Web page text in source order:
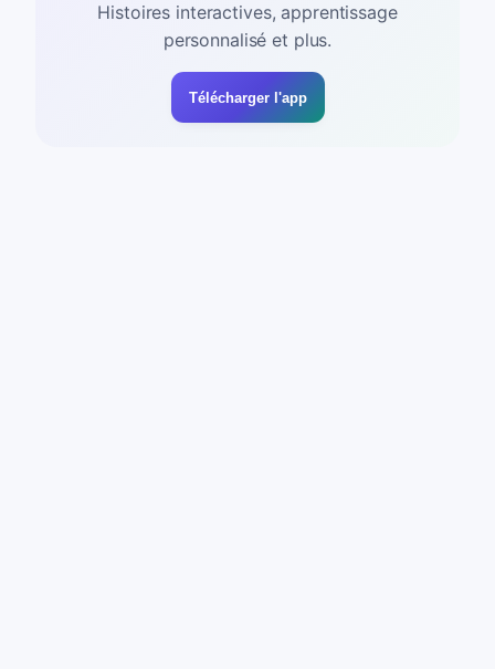
Histoires interactives, apprentissage
personnalisé et plus.
Télécharger l'app